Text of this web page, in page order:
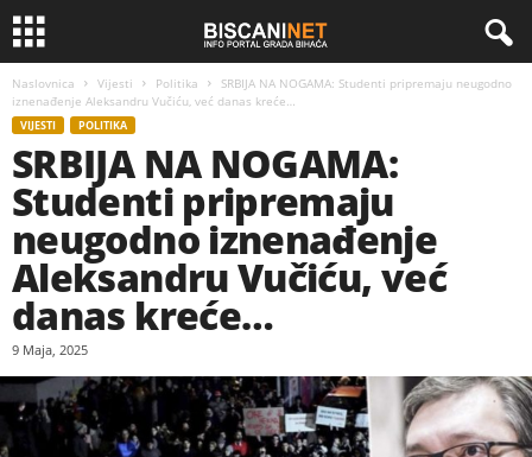
Naslovnica Vijesti Politika
SRBIJA NA NOGAMA: Studenti pripremaju neugodno
iznenađenje Aleksandru Vučiću, već danas kreće…
VIJESTI POLITIKA
SRBIJA NA NOGAMA:
Studenti pripremaju
neugodno iznenađenje
Aleksandru Vučiću, već
danas kreće…
9 Maja, 2025